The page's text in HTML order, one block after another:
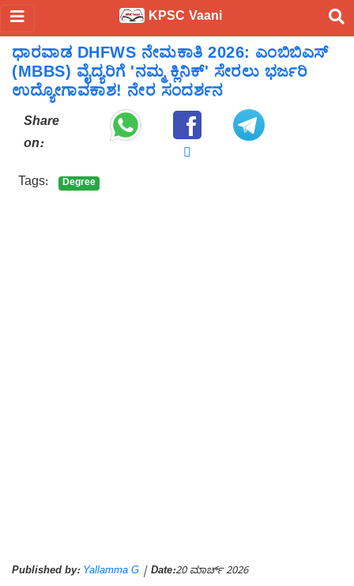
KPSC Vaani
ಧಾರವಾಡ DHFWS ನೇಮಕಾತಿ 2026: ಎಂಬಿಬಿಎಸ್
(MBBS) ವೈದ್ಯರಿಗೆ 'ನಮ್ಮ ಕ್ಲಿನಿಕ್' ಸೇರಲು ಭರ್ಜರಿ
ಉದ್ಯೋಗಾವಕಾಶ! ನೇರ ಸಂದರ್ಶನ
Share
on:
Tags: Degree
Published by: Yallamma G | Date:20 ಮಾರ್ಚ್ 2026